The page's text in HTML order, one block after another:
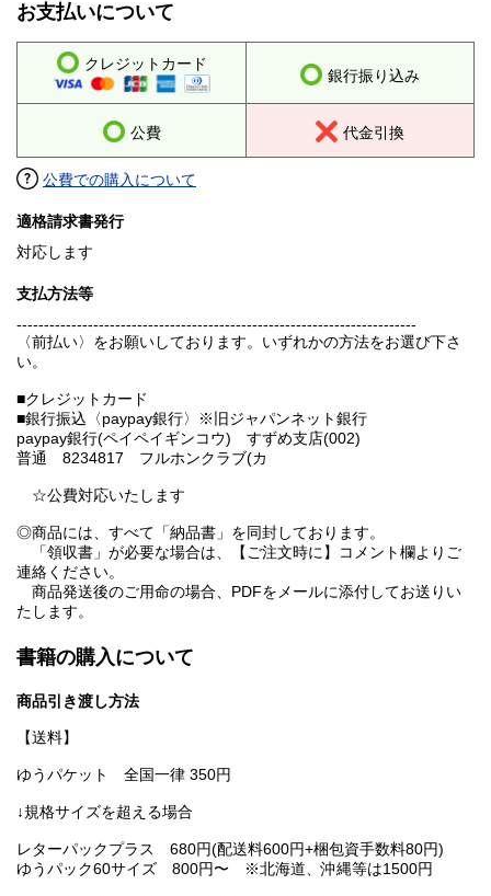
お支払いについて
クレジットカード
銀行振り込み
公費 代金引換
公費での購入について
適格請求書発行
対応します
支払方法等
-------------------------------------------------------------------------
〈前払い〉をお願いしております。いずれかの方法をお選び下さ
い。
■クレジットカード
■銀行振込〈paypay銀行〉※旧ジャパンネット銀行
paypay銀行(ペイペイギンコウ) すずめ支店(002)
普通 8234817 フルホンクラブ(カ
☆公費対応いたします
◎商品には、すべて「納品書」を同封しております。
「領収書」が必要な場合は、【ご注文時に】コメント欄よりご
連絡ください。
商品発送後のご用命の場合、PDFをメールに添付してお送りい
たします。
書籍の購入について
商品引き渡し方法
【送料】
ゆうパケット 全国一律 350円
↓規格サイズを超える場合
レターパックプラス 680円(配送料600円+梱包資手数料80円)
ゆうパック60サイズ 800円〜 ※北海道、沖縄等は1500円